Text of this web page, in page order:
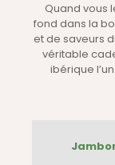
Quand vous
fond dans la
et de saveurs
véritable
ibérique